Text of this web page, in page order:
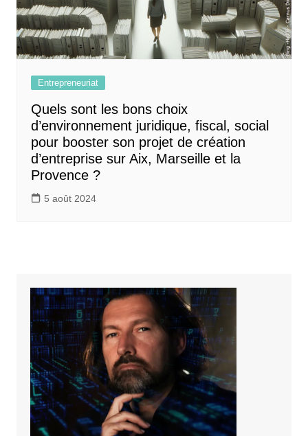
Entrepreneuriat
Quels sont les bons choix
d’environnement juridique, fiscal, social
pour booster son projet de création
d’entreprise sur Aix, Marseille et la
Provence ?
5 août 2024